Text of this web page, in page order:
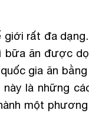
rất đa
ăn được
gia ăn
là những
một